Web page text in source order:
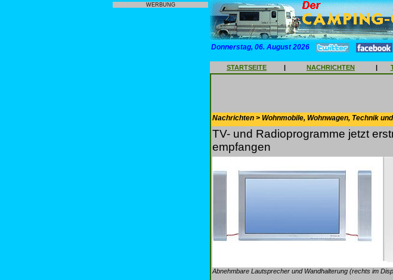
WERBUNG
Donnerstag, 06. August 2026
STARTSEITE | NACHRICHTEN |
Nachrichten > Wohnmobile, Wohnwagen, Technik
TV- und Radioprogramme jetzt
empfangen
Abnehmbare Lautsprecher und Wandhalterung (rechts im